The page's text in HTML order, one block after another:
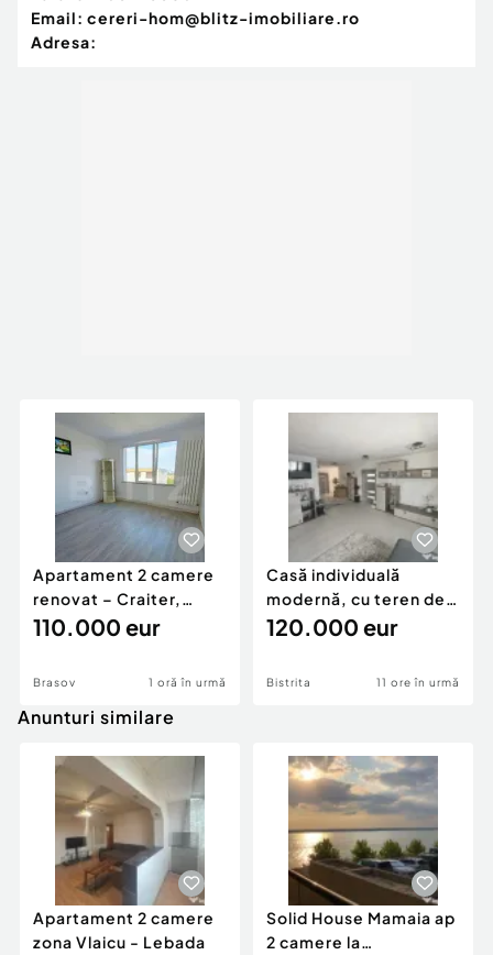
Email: cereri-hom@blitz-imobiliare.ro
Adresa:
Apartament 2 camere
renovat – Craiter,
Brașov | 55 mp | E
110.000 eur
Brasov 1 oră în urmă
Casă individuală
modernă, cu teren de
1.356 mp – la doa
120.000 eur
Bistrita 11 ore în urmă
Anunturi similare
Apartament 2 camere
zona Vlaicu - Lebada
Solid House Mamaia ap
2 camere la